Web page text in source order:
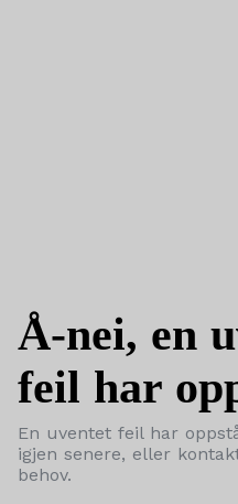
Å-nei, en
feil har
En uventet feil har
igjen senere, eller
behov.